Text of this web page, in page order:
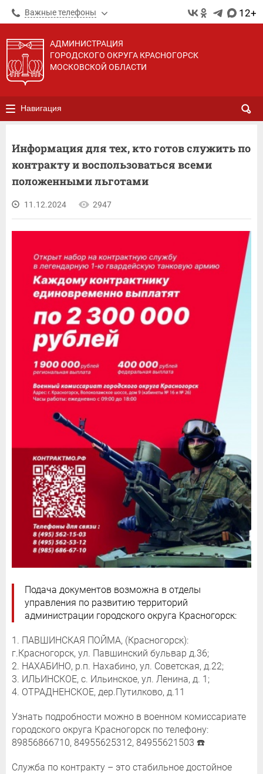
Важные телефоны 12+
АДМИНИСТРАЦИЯ
ГОРОДСКОГО ОКРУГА КРАСНОГОРСК
МОСКОВСКОЙ ОБЛАСТИ
Навигация
Информация для тех, кто готов служить по
контракту и воспользоваться всеми
положенными льготами
11.12.2024 2947
Подача документов возможна в отделы
управления по развитию территорий
администрации городского округа Красногорск:
1. ПАВШИНСКАЯ ПОЙМА, (Красногорск):
г.Красногорск, ул. Павшинский бульвар д.36;
2. НАХАБИНО, р.п. Нахабино, ул. Советская, д.22;
3. ИЛЬИНСКОЕ, с. Ильинское, ул. Ленина, д. 1;
4. ОТРАДНЕНСКОЕ, дер.Путилково, д.11
Узнать подробности можно в военном комиссариате
городского округа Красногорск по телефону:
89856866710, 84955625312, 84955621503 ☎️
Служба по контракту – это стабильное достойное